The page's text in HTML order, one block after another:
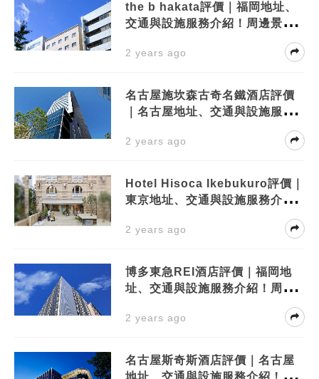
the b hakata評價｜福岡地址、
交通與設施服務介紹！周邊景點
2 years ago
名古屋施坎森古奇名鐵酒店評價
｜名古屋地址、交通與設施服務
2 years ago
Hotel Hisoca Ikebukuro評價｜
東京地址、交通與設施服務介
2 years ago
博多東急REI酒店評價｜福岡地
址、交通與設施服務介紹！周邊
2 years ago
名古屋斯奇斯酒店評價｜名古屋
地址、交通與設施服務介紹！周